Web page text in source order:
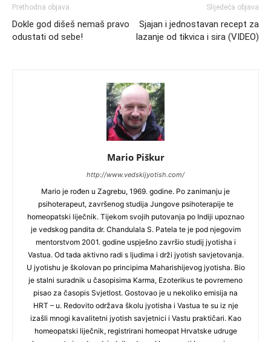
Prethodna objava
Dokle god dišeš nemaš pravo
odustati od sebe!
Slijedeća objava
Sjajan i jednostavan recept za
lazanje od tikvica i sira (VIDEO)
Mario Piškur
http://www.vedskijyotish.com/
Mario je rođen u Zagrebu, 1969. godine. Po zanimanju je
psihoterapeut, završenog studija Jungove psihoterapije te
homeopatski liječnik. Tijekom svojih putovanja po Indiji upoznao
je vedskog pandita dr. Chandulala S. Patela te je pod njegovim
mentorstvom 2001. godine uspješno završio studij jyotisha i
Vastua. Od tada aktivno radi s ljudima i drži jyotish savjetovanja.
U jyotishu je školovan po principima Maharishijevog jyotisha. Bio
je stalni suradnik u časopisima Karma, Ezoterikus te povremeno
pisao za časopis Svjetlost. Gostovao je u nekoliko emisija na
HRT – u. Redovito održava školu jyotisha i Vastua te su iz nje
izašli mnogi kavalitetni jyotish savjetnici i Vastu praktičari. Kao
homeopatski liječnik, registrirani homeopat Hrvatske udruge